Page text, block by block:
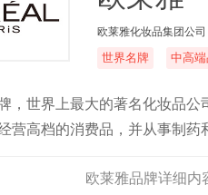
欧莱雅化妆品集团公司
世界名牌 中高
，世界上最大的著名化妆品
营高档的消费品，并从事制药
欧莱雅品牌详细内